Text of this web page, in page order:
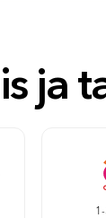
ja